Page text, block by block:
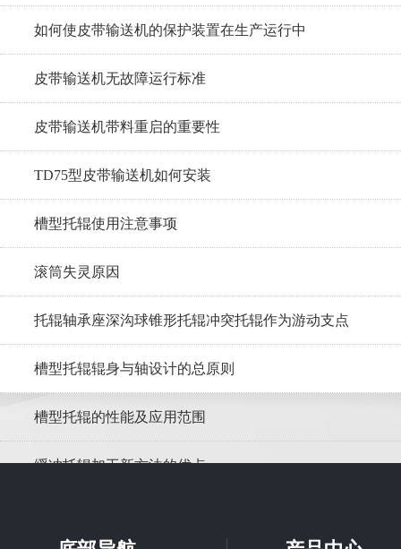
如何使皮带输送机的保护装置在生产运行中
皮带输送机无故障运行标准
皮带输送机带料重启的重要性
TD75型皮带输送机如何安装
槽型托辊使用注意事项
滚筒失灵原因
托辊轴承座深沟球锥形托辊冲突托辊作为游动支点
槽型托辊辊身与轴设计的总原则
槽型托辊的性能及应用范围
缓冲托辊加工新方法的优点